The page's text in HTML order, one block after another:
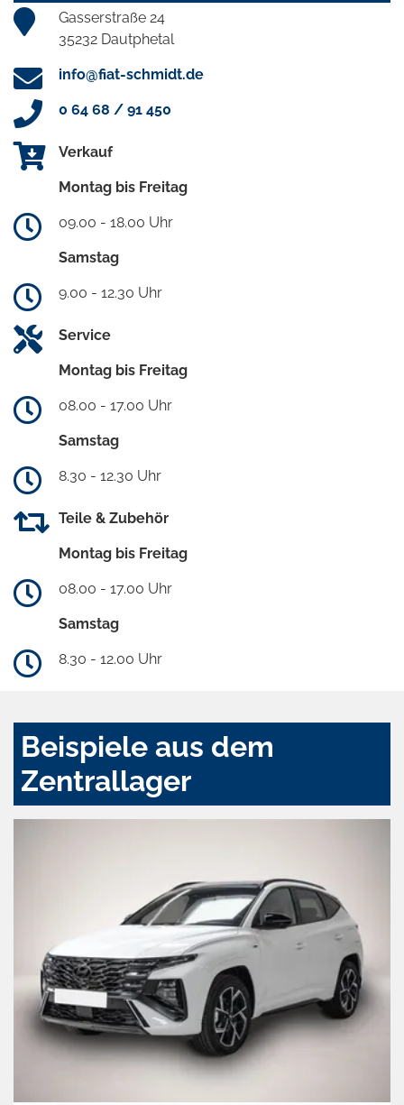
Gasserstraße 24
35232 Dautphetal
info@fiat-schmidt.de
0 64 68 / 91 450
Verkauf
Montag bis Freitag
09.00 - 18.00 Uhr
Samstag
9.00 - 12.30 Uhr
Service
Montag bis Freitag
08.00 - 17.00 Uhr
Samstag
8.30 - 12.30 Uhr
Teile & Zubehör
Montag bis Freitag
08.00 - 17.00 Uhr
Samstag
8.30 - 12.00 Uhr
Beispiele aus dem
Zentrallager